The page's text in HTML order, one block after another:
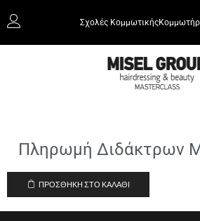
Σχολές Κομμωτικής
Πληρωμή Διδάκτρων
ΠΡΟΣΘΉΚΗ ΣΤΟ ΚΑΛΆΘΙ